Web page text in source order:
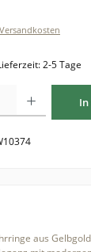
2-5 Tage
aus